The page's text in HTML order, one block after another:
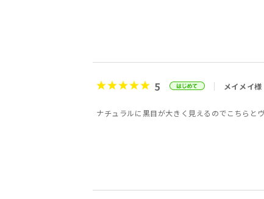
5 メイメイ様
ナチュラルに黒目が大きく見えるのでこちらと